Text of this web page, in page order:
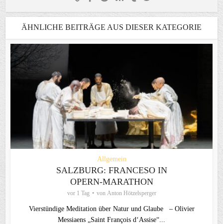
ÄHNLICHE BEITRÄGE AUS DIESER KATEGORIE
Allgemein
SALZBURG: FRANCESO IN
OPERN-MARATHON
vor 1 Tag von Anton Hötzelsperger
Vierstündige Meditation über Natur und Glaube – Olivier
Messiaens „Saint François d‘Assise“...